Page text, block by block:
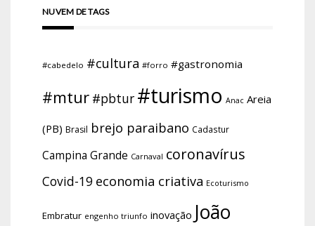
NUVEM DE TAGS
#cabedelo #cultura #forro #gastronomia
#mtur #pbtur #turismo Anac Areia
(PB) Brasil brejo paraibano Cadastur
Campina Grande Carnaval coronavírus
Covid-19 economia criativa Ecoturismo
Embratur engenho triunfo inovação João